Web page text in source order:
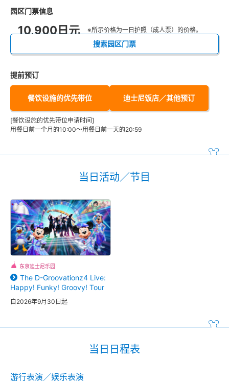
园区门票信息
10,900日元 ※所示价格为一日护照（成人票）的价格。
搜索园区门票
提前预订
餐饮设施的优先带位 迪士尼饭店／其他预订
[餐饮设施的优先带位申请时间]
用餐日前一个月的10:00～用餐日前一天的20:59
当日活动／节目
东京迪士尼乐园
The D-Groovationz4 Live:
Happy! Funky! Groovy! Tour
自2026年9月30日起
当日日程表
游行表演／娱乐表演